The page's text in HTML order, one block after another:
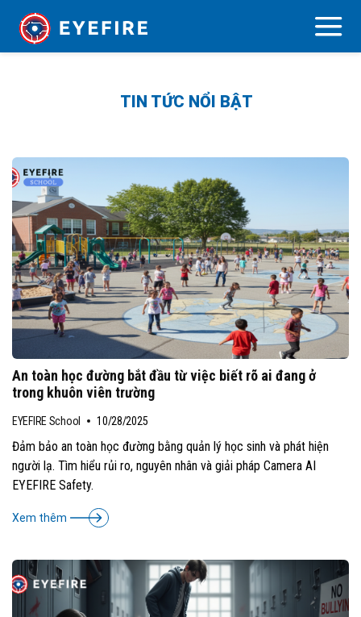
TIN TỨC NỔI BẬT
An toàn học đường bắt đầu từ việc biết rõ ai đang ở
trong khuôn viên trường
EYEFIRE School 10/28/2025
Đảm bảo an toàn học đường bằng quản lý học sinh và phát hiện
người lạ. Tìm hiểu rủi ro, nguyên nhân và giải pháp Camera AI
EYEFIRE Safety.
Xem thêm